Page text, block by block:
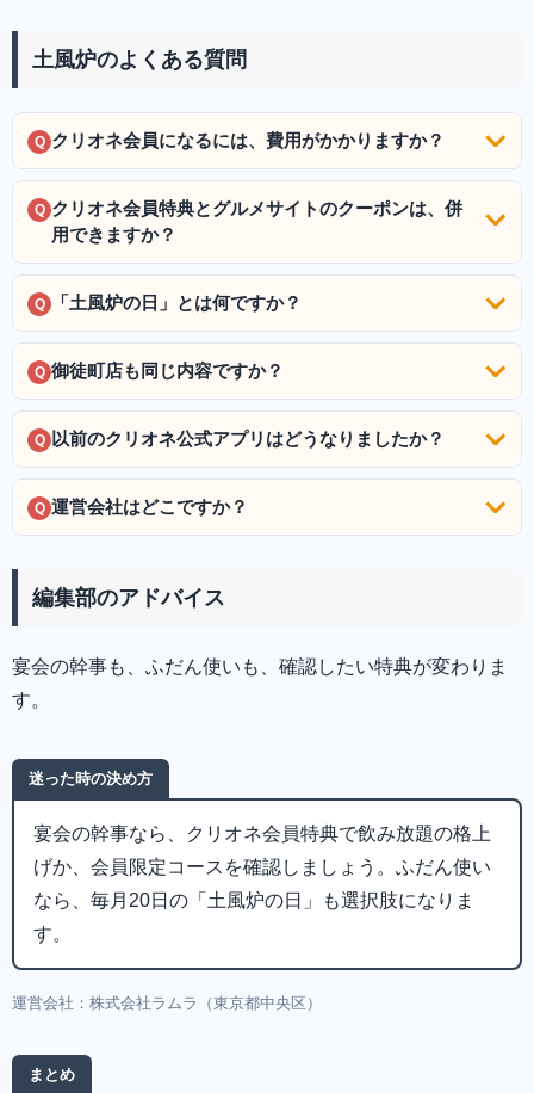
土風炉のよくある質問
Q クリオネ会員になるには、費用がかかりますか？
Q クリオネ会員特典とグルメサイトのクーポンは、併
用できますか？
Q 「土風炉の日」とは何ですか？
Q 御徒町店も同じ内容ですか？
Q 以前のクリオネ公式アプリはどうなりましたか？
Q 運営会社はどこですか？
編集部のアドバイス
宴会の幹事も、ふだん使いも、確認したい特典が変わりま
す。
迷った時の決め方
宴会の幹事なら、クリオネ会員特典で飲み放題の格上
げか、会員限定コースを確認しましょう。ふだん使い
なら、毎月20日の「土風炉の日」も選択肢になりま
す。
運営会社：株式会社ラムラ（東京都中央区）
まとめ